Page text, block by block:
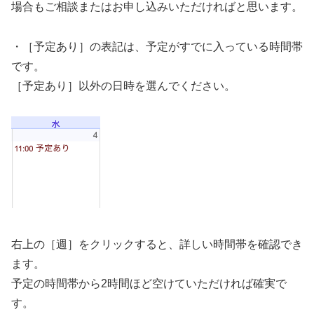
場合もご相談またはお申し込みいただければと思います。
・［予定あり］の表記は、予定がすでに入っている時間帯
です。
［予定あり］以外の日時を選んでください。
右上の［週］をクリックすると、詳しい時間帯を確認でき
ます。
予定の時間帯から2時間ほど空けていただければ確実で
す。